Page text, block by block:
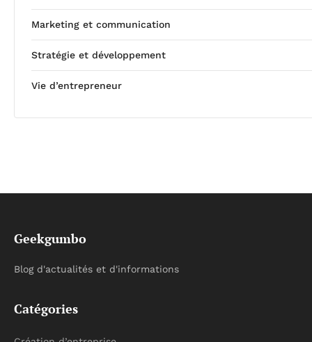
Marketing et communication
Stratégie et développement
Vie d’entrepreneur
Geekgumbo
Blog d'actualités et d'informations
Catégories